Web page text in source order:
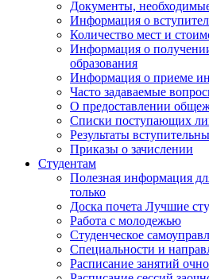
Документы,
Информация о
Количество мест и
Информация о
образования
Информация о приеме
Часто задаваемые
О предоставлении
Списки поступающих
Результаты
Приказы о зачислении
Студентам
Полезная информация
только
Доска почета Лучшие
Работа с молодежью
Студенческое
Специальности и
Расписание занятий